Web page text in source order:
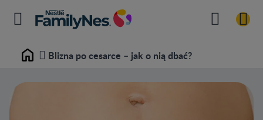
Home Blizna po cesarce – jak o nią dbać?